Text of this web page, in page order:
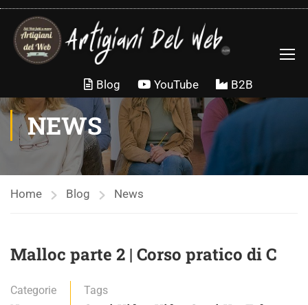
contenuto
B2B
YouTube
Blog
NEWS
Home Blog News
Malloc parte 2 | Corso pratico di C
Categorie Tags